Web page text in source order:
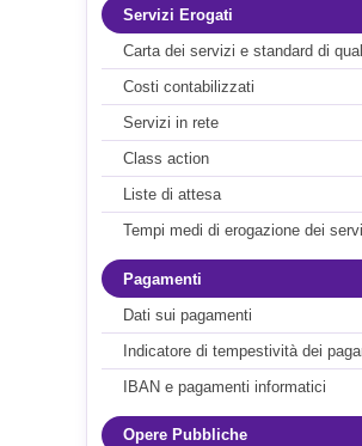
Servizi Erogati
Carta dei servizi e standard di
Costi contabilizzati
Servizi in rete
Class action
Liste di attesa
Tempi medi di erogazione dei
Pagamenti
Dati sui pagamenti
Indicatore di tempestività dei
IBAN e pagamenti informatici
Opere Pubbliche